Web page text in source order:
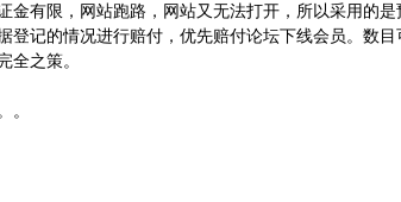
金有限，网站跑路，网站又无法打开，所以采用的
登记的情况进行赔付，优先赔付论坛下线会员。数
全之策。
。